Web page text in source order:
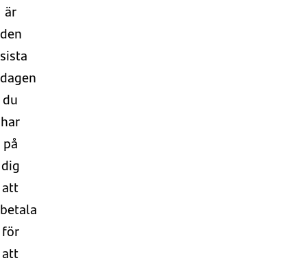
är
den
sista
dagen
du
har
på
dig
att
betala
för
att